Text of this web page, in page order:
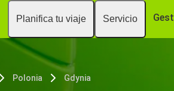
Planifica tu viaje Servicio
Polonia Gdynia